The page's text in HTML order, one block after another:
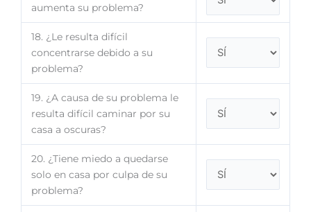
aumenta su problema?
18. ¿Le resulta difícil
concentrarse debido a su
problema?
19. ¿A causa de su problema le
resulta difícil caminar por su
casa a oscuras?
20. ¿Tiene miedo a quedarse
solo en casa por culpa de su
problema?